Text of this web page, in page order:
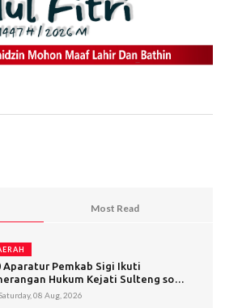
Most Read
Aparatur Pemkab Sigi Ikuti
Hukum Kejati Sulteng soal
Kontrak
08 Aug, 2026